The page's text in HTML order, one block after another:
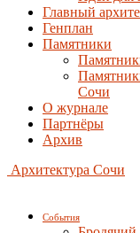
Главный
Генплан
Памятники
Сочи
О журнале
Партнёры
Архив
Архитектура Сочи
События